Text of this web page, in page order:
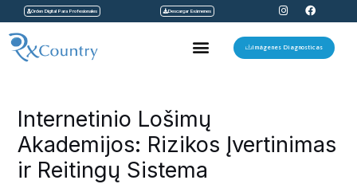
contenido
Orden Digital Para Profesionales Descargar Exámenes
I
n
s
t
a
F
a
c
e
b
Menu Imágenes Diagnosticas
Internetinio Lošimų
Akademijos: Rizikos Įvertinimas
ir Reitingų Sistema
entradas